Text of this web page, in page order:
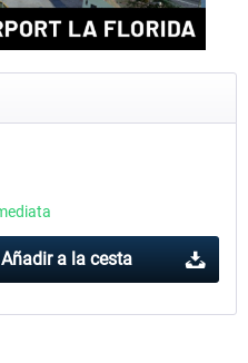
Sierrasim Simulation - SKMD
Herrera...
Añadir a la cesta